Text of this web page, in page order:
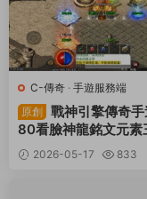
C-傳奇 · 手遊服務端
原創
戰神引擎傳奇手
80看臉神龍銘文元素
業-白豬7.2免授權】
鍵服務端+安卓蘋果
M授權物品後台+視
2026-05-17 833